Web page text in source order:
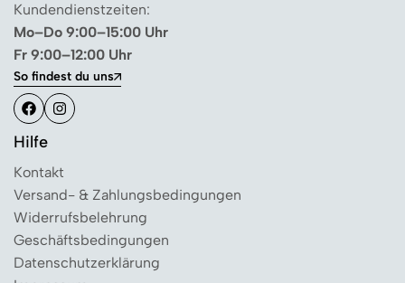
Kundendienstzeiten:
Mo–Do 9:00–15:00 Uhr
Fr 9:00–12:00 Uhr
So findest du uns
Hilfe
Kontakt
Versand- & Zahlungsbedingungen
Widerrufsbelehrung
Geschäftsbedingungen
Datenschutzerklärung